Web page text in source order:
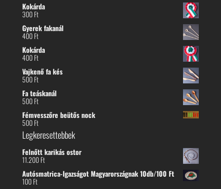
Kokárda
300Ft
Gyerek fakanál
400Ft
Kokárda
400Ft
Vajkenő fa kés
500Ft
Fa teáskanál
500Ft
Fémvesszőre beütős nock
500Ft
Legkeresettebbek
Felnőtt karikás ostor
11.200Ft
Autósmatrica-Igazságot Magyarországnak 10db/100 Ft
100Ft